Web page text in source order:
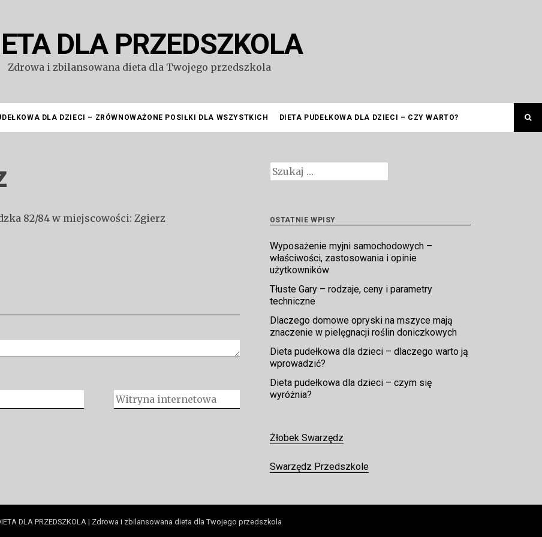
DLA PRZEDSZKOLA
Zdrowa i zbilansowana dieta dla Twojego przedszkola
DLA DZIECI – ZRÓWNOWAŻONE POSIŁKI DLA WSZYSTKICH DIETA PUDEŁKOWA DLA DZIECI – CZY WARTO?
82/84 w miejscowości: Zgierz
Szukaj:
OSTATNIE WPISY
Wyposażenie myjni samochodowych –
właściwości, zastosowania i opinie
użytkowników
Tłuste Gary – rodzaje, ceny i parametry
techniczne
Dlaczego domowe opryski na mszyce mają
znaczenie w pielęgnacji roślin doniczkowych
Dieta pudełkowa dla dzieci – dlaczego warto ją
wprowadzić?
Dieta pudełkowa dla dzieci – czym się
wyróżnia?
Żłobek Swarzędz
Swarzędz Przedszkole
DLA PRZEDSZKOLA | Zdrowa i zbilansowana dieta dla Twojego przedszkola